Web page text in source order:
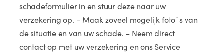
schadeformulier in en stuur deze naar uw
verzekering op. – Maak zoveel mogelijk foto`s van
de situatie en van uw schade. – Neem direct
contact op met uw verzekering en ons Service